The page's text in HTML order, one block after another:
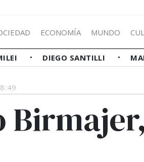
ECONOMÍA MUNDO
DIEGO SANTILLI